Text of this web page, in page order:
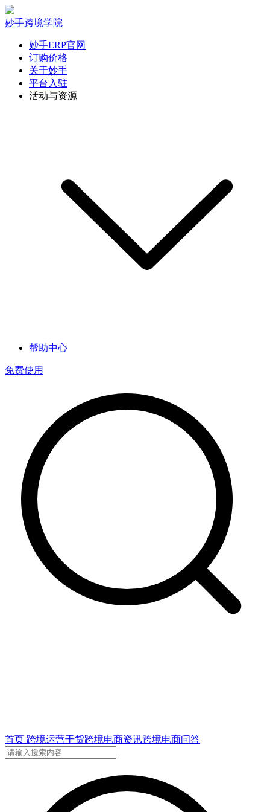
妙手跨境学院
妙手ERP官网
订购价格
关于妙手
平台入驻
活动与资源
帮助中心
免费使用
首页 跨境运营干货跨境电商资讯跨境电商问答